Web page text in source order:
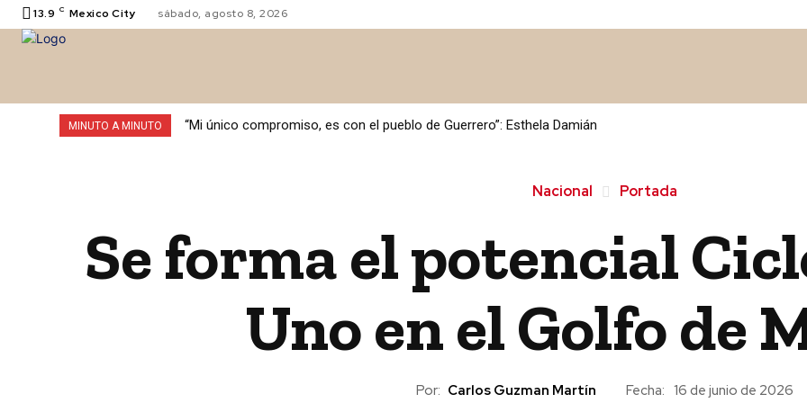
13.9 C Mexico City sábado, agosto 8, 2026
MINUTO A MINUTO “Mi único compromiso, es con el pueblo de Guerrero”: Esthela Damián
Nacional Portada
Se forma el potencial
Uno en el Golfo de
Por: Carlos Guzman Martín Fecha: 16 de junio de 2026